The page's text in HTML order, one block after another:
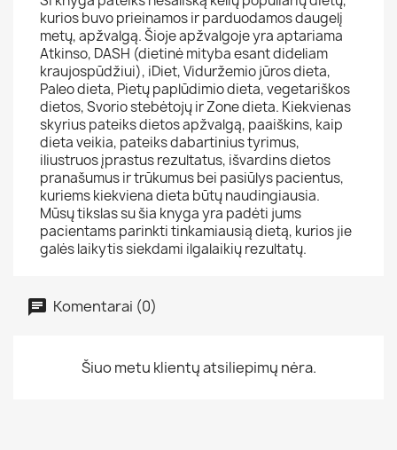
kurios buvo prieinamos ir parduodamos daugelį
metų, apžvalgą. Šioje apžvalgoje yra aptariama
Atkinso, DASH (dietinė mityba esant dideliam
kraujospūdžiui), iDiet, Viduržemio jūros dieta,
Paleo dieta, Pietų paplūdimio dieta, vegetariškos
dietos, Svorio stebėtojų ir Zone dieta. Kiekvienas
skyrius pateiks dietos apžvalgą, paaiškins, kaip
dieta veikia, pateiks dabartinius tyrimus,
iliustruos įprastus rezultatus, išvardins dietos
pranašumus ir trūkumus bei pasiūlys pacientus,
kuriems kiekviena dieta būtų naudingiausia.
Mūsų tikslas su šia knyga yra padėti jums
pacientams parinkti tinkamiausią dietą, kurios jie
galės laikytis siekdami ilgalaikių rezultatų.
Komentarai (0)
Šiuo metu klientų atsiliepimų nėra.